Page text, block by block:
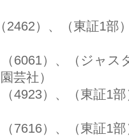
2462）、（東証1部
6061）、（ジャス
芸社）
4923）、（東証1
7616）、（東証1